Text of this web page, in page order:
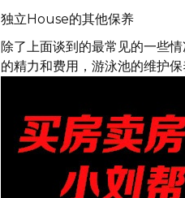
独立House的其他保养
除了上面谈到的最常见的一些
的精力和费用，游泳池的维护